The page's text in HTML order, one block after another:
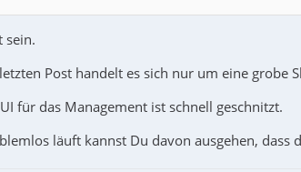
sein.
Post handelt es sich nur um eine grobe
für das Management ist schnell geschnitzt.
läuft kannst Du davon ausgehen,